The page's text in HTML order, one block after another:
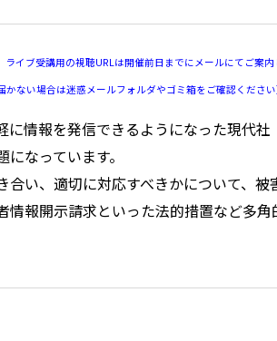
イブ受講用の視聴URLは開催前日までにメールにてご案内
ない場合は迷惑メールフォルダやゴミ箱をご確認ください
情報を発信できるようになった現代社
なっています。
い、適切に対応すべきかについて、被
情報開示請求といった法的措置など多角